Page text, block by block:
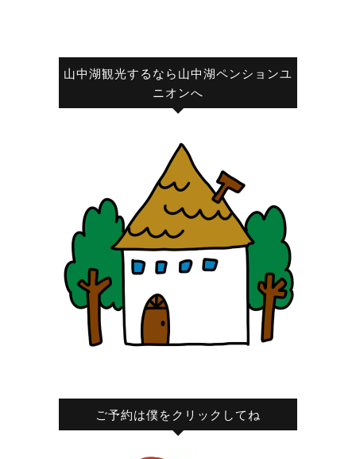
山中湖観光するなら山中湖ペンションユ
ニオンへ
ご予約は僕をクリックしてね